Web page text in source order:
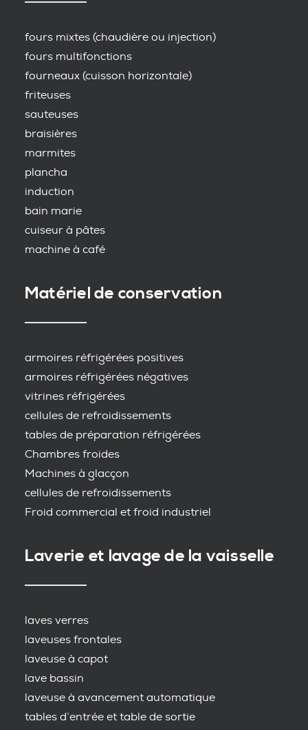
fours mixtes (chaudière ou injection)
fours multifonctions
fourneaux (cuisson horizontale)
friteuses
sauteuses
braisières
marmites
plancha
induction
bain marie
cuiseur à pâtes
machine à café
Matériel de conservation
armoires réfrigérées positives
armoires réfrigérées négatives
vitrines réfrigérées
cellules de refroidissements
tables de préparation réfrigérées
Chambres froides
Machines à glacçon
cellules de refroidissements
Froid commercial et froid industriel
Laverie et lavage de la vaisselle
laves verres
laveuses frontales
laveuse à capot
lave bassin
laveuse à avancement automatique
tables d’entrée et table de sortie